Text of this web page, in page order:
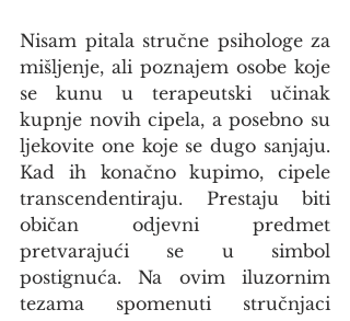
Nisam pitala stručne psihologe za
mišljenje, ali poznajem osobe koje
se kunu u terapeutski učinak
kupnje novih cipela, a posebno su
ljekovite one koje se dugo sanjaju.
Kad ih konačno kupimo, cipele
transcendentiraju. Prestaju biti
običan odjevni predmet
pretvarajući se u simbol
postignuća. Na ovim iluzornim
tezama spomenuti stručnjaci